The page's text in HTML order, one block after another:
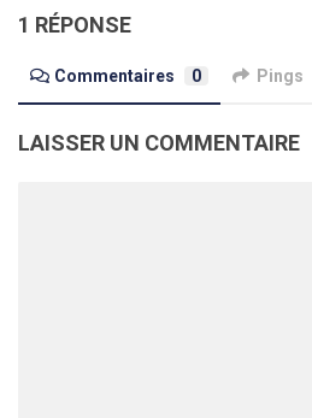
1 RÉPONSE
Commentaires 0 Pings
LAISSER UN COMMENTAIRE